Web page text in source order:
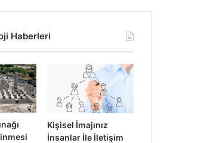
Haberleri
Kişisel İmajınız
İnsanlar İle İletişim